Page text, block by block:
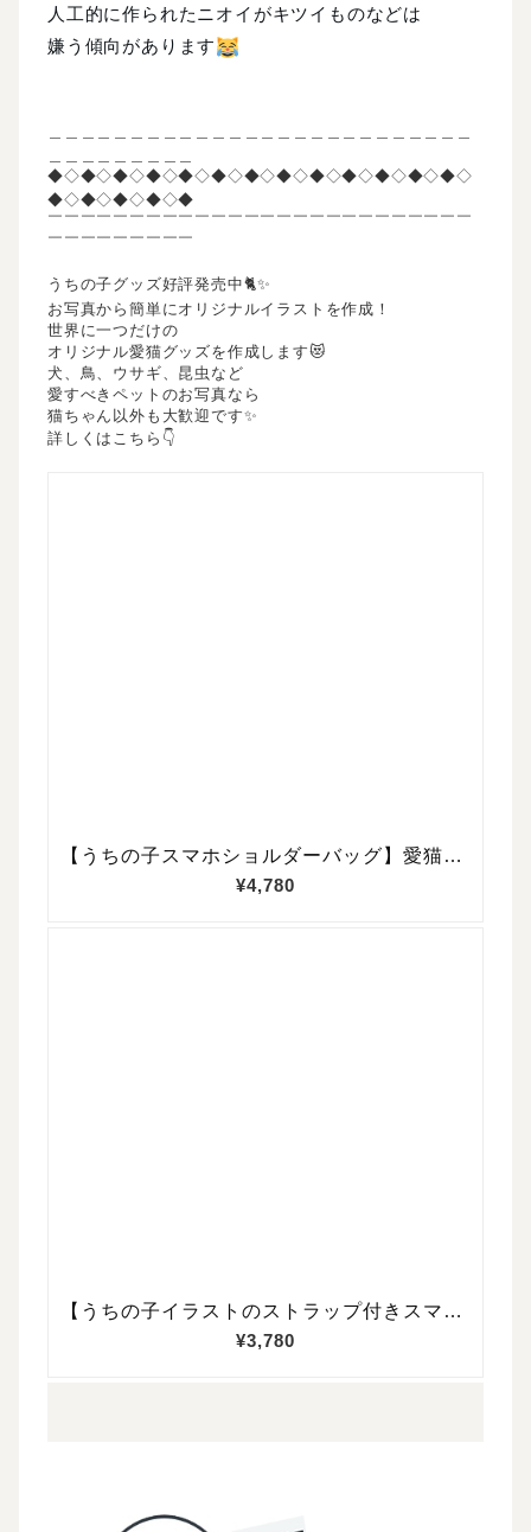
人工的に作られたニオイがキツイものなどは
嫌 う傾向があります
◆◇◆◇◆◇◆◇◆◇◆◇◆◇◆◇◆◇◆◇◆◇◆◇◆◇
◆◇◆◇◆◇◆◇◆
￣￣￣￣￣￣￣￣￣￣￣￣￣￣￣￣￣￣￣￣￣￣￣￣￣￣
￣￣￣￣￣￣￣￣￣
うちの子グッズ好評発売中🐈✨
お写真から簡単にオリジナルイラストを作成！
世界に一つだけの
オリジナル愛猫グッズを作成します😻
犬、鳥、ウサギ、昆虫など
愛すべきペットのお写真なら
猫ちゃん以外も大歓迎です✨
詳しくはこちら👇